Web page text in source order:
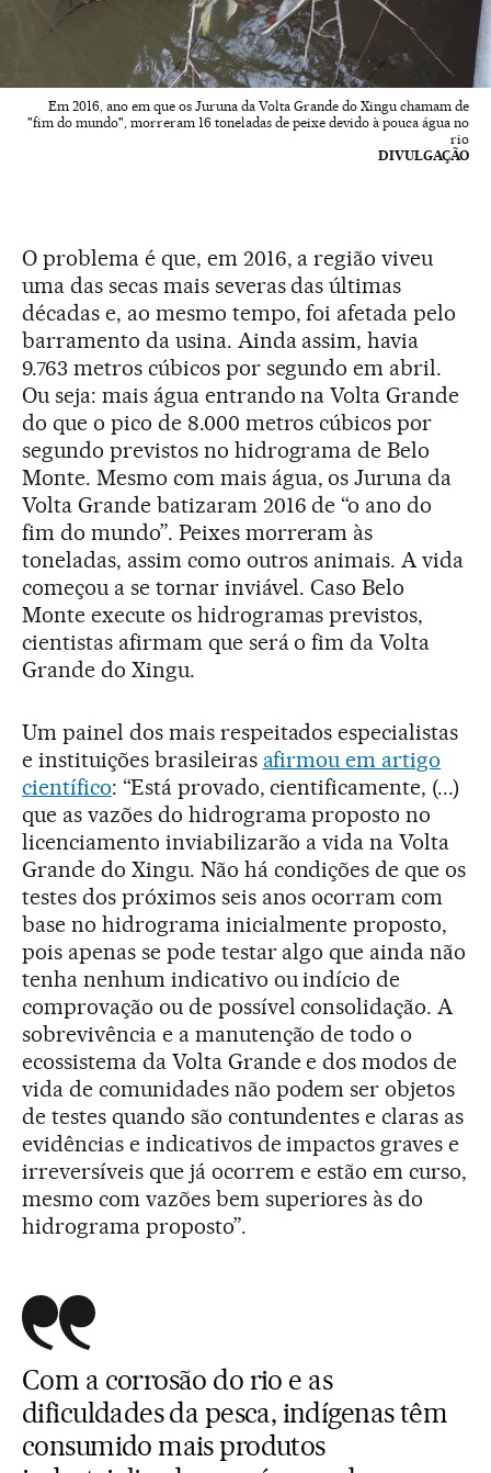
Em 2016, ano em que os Juruna da Volta Grande do Xingu chamam de
"fim do mundo", morreram 16 toneladas de peixe devido à pouca água no
rio
DIVULGAÇÃO
O problema é que, em 2016, a região viveu
uma das secas mais severas das últimas
décadas e, ao mesmo tempo, foi afetada pelo
barramento da usina. Ainda assim, havia
9.763 metros cúbicos por segundo em abril.
Ou seja: mais água entrando na Volta Grande
do que o pico de 8.000 metros cúbicos por
segundo previstos no hidrograma de Belo
Monte. Mesmo com mais água, os Juruna da
Volta Grande batizaram 2016 de “o ano do
fim do mundo”. Peixes morreram às
toneladas, assim como outros animais. A vida
começou a se tornar inviável. Caso Belo
Monte execute os hidrogramas previstos,
cientistas afirmam que será o fim da Volta
Grande do Xingu.
Um painel dos mais respeitados especialistas
e instituições brasileiras afirmou em artigo
científico: “Está provado, cientificamente, (...)
que as vazões do hidrograma proposto no
licenciamento inviabilizarão a vida na Volta
Grande do Xingu. Não há condições de que os
testes dos próximos seis anos ocorram com
base no hidrograma inicialmente proposto,
pois apenas se pode testar algo que ainda não
tenha nenhum indicativo ou indício de
comprovação ou de possível consolidação. A
sobrevivência e a manutenção de todo o
ecossistema da Volta Grande e dos modos de
vida de comunidades não podem ser objetos
de testes quando são contundentes e claras as
evidências e indicativos de impactos graves e
irreversíveis que já ocorrem e estão em curso,
mesmo com vazões bem superiores às do
hidrograma proposto”.
Com a corrosão do rio e as
dificuldades da pesca, indígenas têm
consumido mais produtos